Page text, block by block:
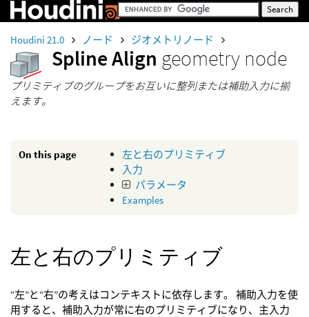
Houdini 21.0 ノード ジオメトリノード
Spline Align geometry node
プリミティブのグループをお互いに整列または補助入力に揃
えます。
On this page
左と右のプリミティブ
入力
パラメータ
Examples
左と右のプリミティブ
“左”と“右”の考えはコンテキストに依存します。 補助入力を使
用すると、補助入力が常に右のプリミティブになり、主入力